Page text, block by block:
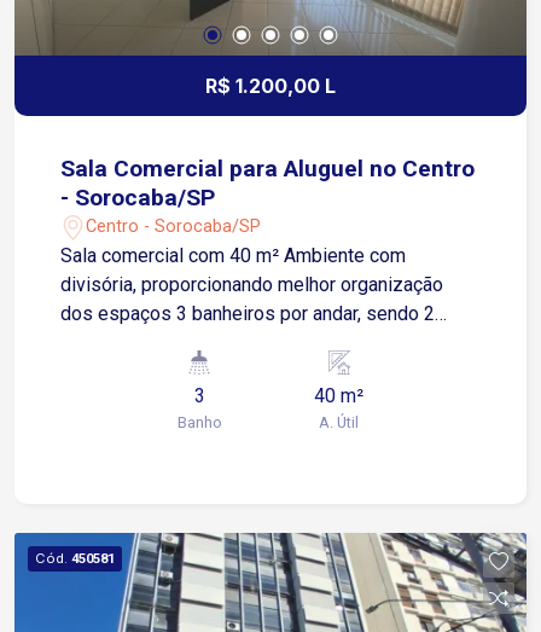
diversos comércios e serviços
R$ 1.200,00 L
Sala Comercial para Aluguel no Centro
- Sorocaba/SP
Centro - Sorocaba/SP
Sala comercial com 40 m² Ambiente com
divisória, proporcionando melhor organização
dos espaços 3 banheiros por andar, sendo 2
profissionais liberais e empresas de prestação
minutos da Avenida Doutor Afonso Vergueiro
Tatuí Apenas 8 minutos da Avenida General
Carneiro Condomínio CEESP Edifício com
elevador
3
Banho
40 m²
A. Útil
Cód. 450581